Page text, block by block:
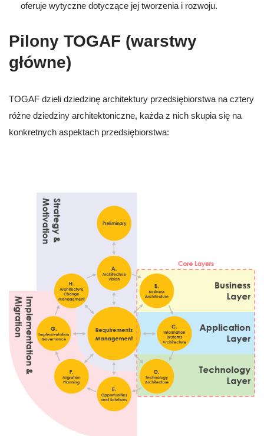
oferuje wytyczne dotyczące jej tworzenia i rozwoju.
Pilony TOGAF (warstwy
główne)
TOGAF dzieli dziedzinę architektury przedsiębiorstwa na cztery
różne dziedziny architektoniczne, każda z nich skupia się na
konkretnych aspektach przedsiębiorstwa: